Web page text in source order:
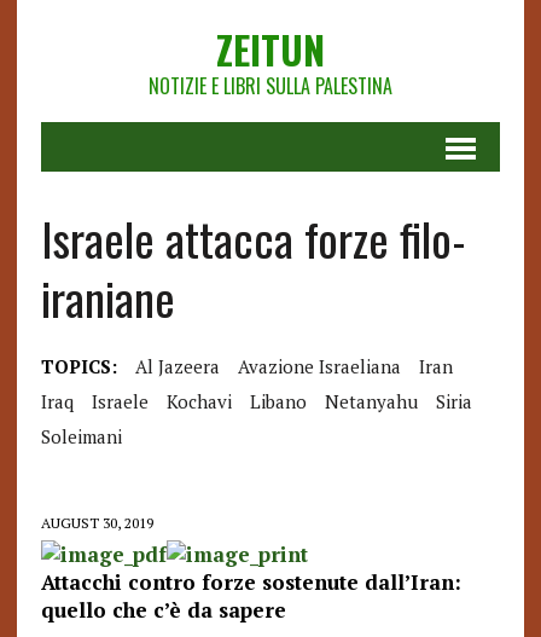
ZEITUN
NOTIZIE E LIBRI SULLA PALESTINA
Israele attacca forze filo-
iraniane
TOPICS: Al Jazeera Avazione Israeliana
Iran
Iraq
Israele Kochavi Libano Netanyahu
Siria
Soleimani
AUGUST 30, 2019
Attacchi contro forze sostenute dall’Iran:
quello che c’è da sapere